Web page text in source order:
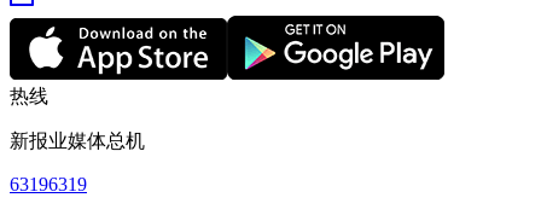
热线
新报业媒体总机
63196319